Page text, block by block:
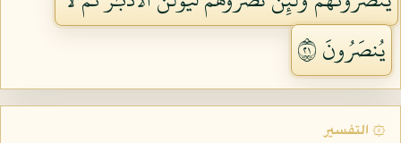
يُنصَرُونَ ١٢
۞ التفسير